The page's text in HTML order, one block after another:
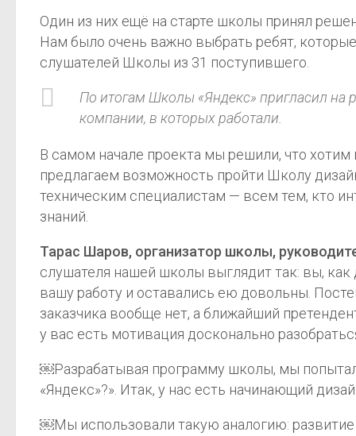
Один из них ещё на старте школы принял
Нам было очень важно выбрать ребят,
слушателей Школы из 31 поступившего.
По итогам Школы «Яндекс» пригласил на
компании, в которых работали.
В самом начале проекта мы решили, что
предлагаем возможность пройти Школу
техническим специалистам — всем тем, кто
знаний.
Тарас Шаров, организатор школы,
слушателя нашей школы выглядит так: вы,
вашу работу и оставались ею довольны.
заказчика вообще нет, а ближайший
у вас есть мотивация досконально
￼Разрабатывая программу школы, мы
«Яндекс»?». Итак, у нас есть начинающий
￼Мы использовали такую аналогию: